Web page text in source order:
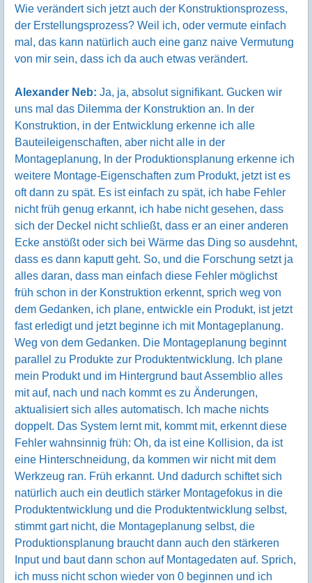
Wie verändert sich jetzt auch der Konstruktionsprozess,
der Erstellungsprozess? Weil ich, oder vermute einfach
mal, das kann natürlich auch eine ganz naive Vermutung
von mir sein, dass ich da auch etwas verändert.
Alexander Neb: Ja, ja, absolut signifikant. Gucken wir
uns mal das Dilemma der Konstruktion an. In der
Konstruktion, in der Entwicklung erkenne ich alle
Bauteileigenschaften, aber nicht alle in der
Montageplanung, In der Produktionsplanung erkenne ich
weitere Montage-Eigenschaften zum Produkt, jetzt ist es
oft dann zu spät. Es ist einfach zu spät, ich habe Fehler
nicht früh genug erkannt, ich habe nicht gesehen, dass
sich der Deckel nicht schließt, dass er an einer anderen
Ecke anstößt oder sich bei Wärme das Ding so ausdehnt,
dass es dann kaputt geht. So, und die Forschung setzt ja
alles daran, dass man einfach diese Fehler möglichst
früh schon in der Konstruktion erkennt, sprich weg von
dem Gedanken, ich plane, entwickle ein Produkt, ist jetzt
fast erledigt und jetzt beginne ich mit Montageplanung.
Weg von dem Gedanken. Die Montageplanung beginnt
parallel zu Produkte zur Produktentwicklung. Ich plane
mein Produkt und im Hintergrund baut Assemblio alles
mit auf, nach und nach kommt es zu Änderungen,
aktualisiert sich alles automatisch. Ich mache nichts
doppelt. Das System lernt mit, kommt mit, erkennt diese
Fehler wahnsinnig früh: Oh, da ist eine Kollision, da ist
eine Hinterschneidung, da kommen wir nicht mit dem
Werkzeug ran. Früh erkannt. Und dadurch schiftet sich
natürlich auch ein deutlich stärker Montagefokus in die
Produktentwicklung und die Produktentwicklung selbst,
stimmt gart nicht, die Montageplanung selbst, die
Produktionsplanung braucht dann auch den stärkeren
Input und baut dann schon auf Montagedaten auf. Sprich,
ich muss nicht schon wieder von 0 beginnen und ich